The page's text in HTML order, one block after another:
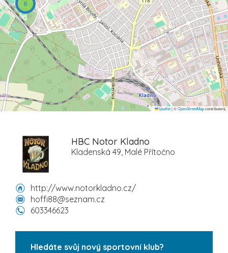
6
Leaflet|©OpenStreetMapcontributors
HBC Notor Kladno
Kladenská 49, Malé Přítočno
http://www.notorkladno.cz/
hoffi88@seznam.cz
603346623
Hledáte svůj nový sportovní klub?